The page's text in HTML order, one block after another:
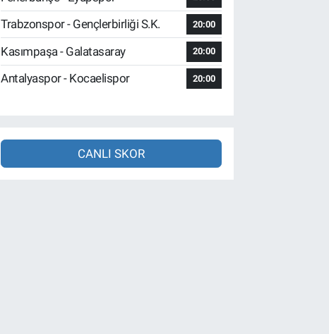
Trabzonspor - Gençlerbirliği S.K. 20:00
Kasımpaşa - Galatasaray 20:00
Antalyaspor - Kocaelispor 20:00
CANLI SKOR